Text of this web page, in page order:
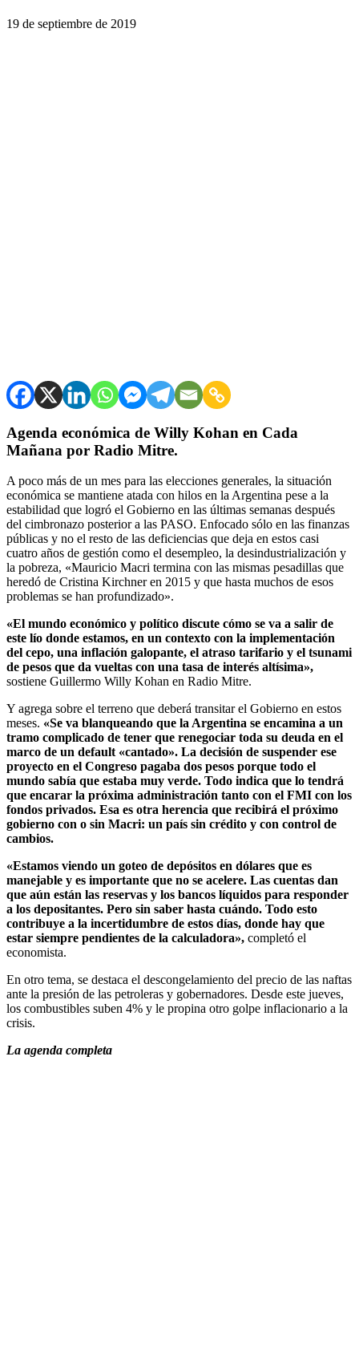
19 de septiembre de 2019
Agenda económica de Willy Kohan en Cada
Mañana por Radio Mitre.
A poco más de un mes para las elecciones generales, la situación
económica se mantiene atada con hilos en la Argentina pese a la
estabilidad que logró el Gobierno en las últimas semanas después
del cimbronazo posterior a las PASO. Enfocado sólo en las finanzas
públicas y no el resto de las deficiencias que deja en estos casi
cuatro años de gestión como el desempleo, la desindustrialización y
la pobreza, «Mauricio Macri termina con las mismas pesadillas que
heredó de Cristina Kirchner en 2015 y que hasta muchos de esos
problemas se han profundizado».
«El mundo económico y político discute cómo se va a salir de
este lío donde estamos, en un contexto con la implementación
del cepo, una inflación galopante, el atraso tarifario y el tsunami
de pesos que da vueltas con una tasa de interés altísima»,
sostiene Guillermo Willy Kohan en Radio Mitre.
Y agrega sobre el terreno que deberá transitar el Gobierno en estos
meses. «Se va blanqueando que la Argentina se encamina a un
tramo complicado de tener que renegociar toda su deuda en el
marco de un default «cantado». La decisión de suspender ese
proyecto en el Congreso pagaba dos pesos porque todo el
mundo sabía que estaba muy verde. Todo indica que lo tendrá
que encarar la próxima administración tanto con el FMI con los
fondos privados. Esa es otra herencia que recibirá el próximo
gobierno con o sin Macri: un país sin crédito y con control de
cambios.
«Estamos viendo un goteo de depósitos en dólares que es
manejable y es importante que no se acelere. Las cuentas dan
que aún están las reservas y los bancos líquidos para responder
a los depositantes. Pero sin saber hasta cuándo. Todo esto
contribuye a la incertidumbre de estos días, donde hay que
estar siempre pendientes de la calculadora», completó el
economista.
En otro tema, se destaca el descongelamiento del precio de las naftas
ante la presión de las petroleras y gobernadores. Desde este jueves,
los combustibles suben 4% y le propina otro golpe inflacionario a la
crisis.
La agenda completa